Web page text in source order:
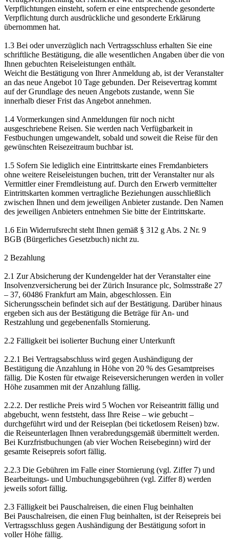
Verpflichtungen einsteht, sofern er eine entsprechende gesonderte
Verpflichtung durch ausdrückliche und gesonderte Erklärung
übernommen hat.
1.3 Bei oder unverzüglich nach Vertragsschluss erhalten Sie eine
schriftliche Bestätigung, die alle wesentlichen Angaben über die von
Ihnen gebuchten Reiseleistungen enthält.
Weicht die Bestätigung von Ihrer Anmeldung ab, ist der Veranstalter
an das neue Angebot 10 Tage gebunden. Der Reisevertrag kommt
auf der Grundlage des neuen Angebots zustande, wenn Sie
innerhalb dieser Frist das Angebot annehmen.
1.4 Vormerkungen sind Anmeldungen für noch nicht
ausgeschriebene Reisen. Sie werden nach Verfügbarkeit in
Festbuchungen umgewandelt, sobald und soweit die Reise für den
gewünschten Reisezeitraum buchbar ist.
1.5 Sofern Sie lediglich eine Eintrittskarte eines Fremdanbieters
ohne weitere Reiseleistungen buchen, tritt der Veranstalter nur als
Vermittler einer Fremdleistung auf. Durch den Erwerb vermittelter
Eintrittskarten kommen vertragliche Beziehungen ausschließlich
zwischen Ihnen und dem jeweiligen Anbieter zustande. Den Namen
des jeweiligen Anbieters entnehmen Sie bitte der Eintrittskarte.
1.6 Ein Widerrufsrecht steht Ihnen gemäß § 312 g Abs. 2 Nr. 9
BGB (Bürgerliches Gesetzbuch) nicht zu.
2 Bezahlung
2.1 Zur Absicherung der Kundengelder hat der Veranstalter eine
Insolvenzversicherung bei der Zürich Insurance plc, Solmsstraße 27
– 37, 60486 Frankfurt am Main, abgeschlossen. Ein
Sicherungsschein befindet sich auf der Bestätigung. Darüber hinaus
ergeben sich aus der Bestätigung die Beträge für An- und
Restzahlung und gegebenenfalls Stornierung.
2.2 Fälligkeit bei isolierter Buchung einer Unterkunft
2.2.1 Bei Vertragsabschluss wird gegen Aushändigung der
Bestätigung die Anzahlung in Höhe von 20 % des Gesamtpreises
fällig. Die Kosten für etwaige Reiseversicherungen werden in voller
Höhe zusammen mit der Anzahlung fällig.
2.2.2. Der restliche Preis wird 5 Wochen vor Reiseantritt fällig und
abgebucht, wenn feststeht, dass Ihre Reise – wie gebucht –
durchgeführt wird und der Reiseplan (bei ticketlosem Reisen) bzw.
die Reiseunterlagen Ihnen verabredungsgemäß übermittelt werden.
Bei Kurzfristbuchungen (ab vier Wochen Reisebeginn) wird der
gesamte Reisepreis sofort fällig.
2.2.3 Die Gebühren im Falle einer Stornierung (vgl. Ziffer 7) und
Bearbeitungs- und Umbuchungsgebühren (vgl. Ziffer 8) werden
jeweils sofort fällig.
2.3 Fälligkeit bei Pauschalreisen, die einen Flug beinhalten
Bei Pauschalreisen, die einen Flug beinhalten, ist der Reisepreis bei
Vertragsschluss gegen Aushändigung der Bestätigung sofort in
voller Höhe fällig.